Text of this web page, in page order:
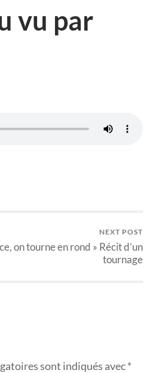
vu par
NEXT POST
on tourne en rond » Récit d’un
tournage
sont indiqués avec*